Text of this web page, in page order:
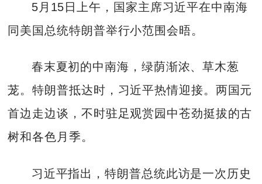
5月15日上午，国家主席习近平在中南海
同美国总统特朗普举行小范围会晤。
春末夏初的中南海，绿荫渐浓、草木葱
茏。特朗普抵达时，习近平热情迎接。两国元
首边走边谈，不时驻足观赏园中苍劲挺拔的古
树和各色月季。
习近平指出，特朗普总统此访是一次历史